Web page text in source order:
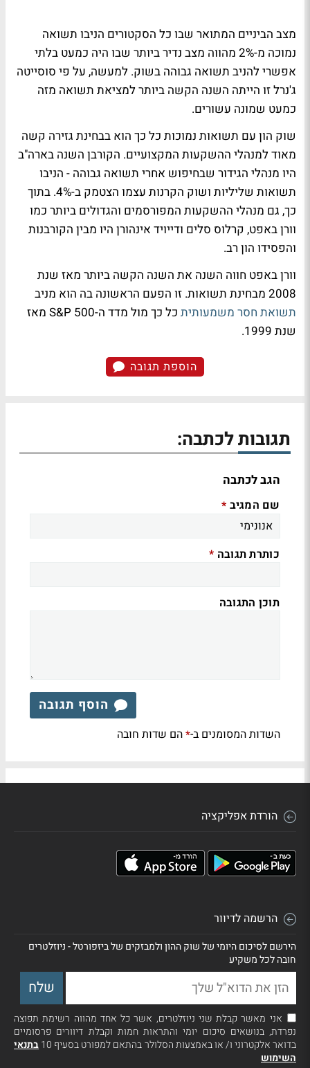
מצב הביניים המתואר שבו כל הסקטורים הניבו תשואה
נמוכה מ-2% מהווה מצב נדיר ביותר שבו היה כמעט בלתי
אפשרי להניב תשואה גבוהה בשוק. למעשה, על פי סוסייטה
ג'נרל זו הייתה השנה הקשה ביותר למציאת תשואה מזה
כמעט שמונה עשורים.
שוק הון עם תשואות נמוכות כל כך הוא בבחינת גזירה קשה
מאוד למנהלי ההשקעות המקצועיים. הקורבן השנה בארה"ב
היו מנהלי הגידור שבחיפוש אחרי תשואה גבוהה - הניבו
תשואות שליליות ושוק הקרנות עצמו הצטמק ב-4%. בתוך
כך, גם מנהלי ההשקעות המפורסמים והגדולים ביותר כמו
וורן באפט, קרלוס סלים ודייויד אינהורן היו מבין הקורבנות
והפסידו הון רב.
וורן באפט חווה השנה את השנה הקשה ביותר מאז שנת
2008 מבחינת תשואות. זו הפעם הראשונה בה הוא מניב
תשואת חסר משמעותית
כל כך מול מדד ה-S&P 500 מאז
שנת 1999.
הוספת תגובה
תגובות לכתבה:
הגב לכתבה
שם המגיב *
כותרת תגובה *
תוכן התגובה
הוסף תגובה
השדות המסומנים ב-*הם שדות חובה
הורדת אפליקציה
הרשמה לדיוור
הירשם לסיכום היומי של שוק ההון ולמבזקים של ביזפורטל - ניוזלטרים
חובה לכל משקיע
אני מאשר קבלת שני ניוזלטרים, אשר כל אחד מהווה רשימת תפוצה
נפרדת, בנושאים סיכום יומי והתראות חמות וקבלת דיוורים פרסומיים
בדואר אלקטרוני ו/ או באמצעות הסלולר בהתאם למפורט בסעיף 10
בתנאי
השימוש